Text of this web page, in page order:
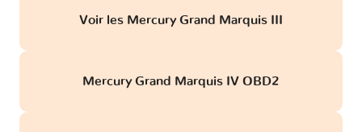
Voir les Mercury Grand Marquis III
Mercury Grand Marquis IV OBD2